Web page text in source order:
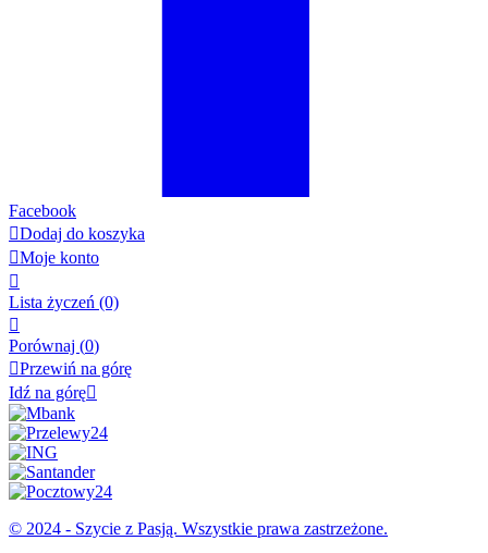
Facebook
Dodaj do koszyka
Moje konto

Lista życzeń (0)

Porównaj (0)
Przewiń na górę
Idź na górę
© 2024 - Szycie z Pasją. Wszystkie prawa zastrzeżone.